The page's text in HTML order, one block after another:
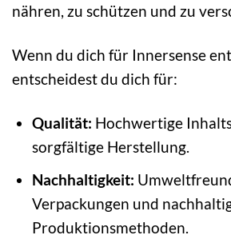
nähren, zu schützen und zu
Wenn du dich für Innersense
entscheidest du dich für:
Qualität: Hochwertige
sorgfältige Herstellung.
Nachhaltigkeit:
Verpackungen und
Produktionsmethoden.